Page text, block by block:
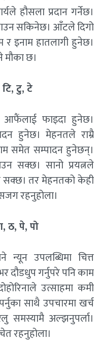
हौसला प्रदान गर्नेछ।
सकिनेछ। आँटले दिगो
इनाम हातलागी हुनेछ।
छ।
टु, टे
फाइदा हुनेछ।
हुनेछ। मेहनतले राम्रै
समेत सम्पादन हुनेछन्।
सक्छ। सानो प्रयत्नले
सक्छ। तर मेहनतको केही
रहनुहोला।
ठ, पे, पो
उपलब्धिमा चित्त
दौडधुप गर्नुपरे पनि काम
उत्साहमा कमी
साथै उपचारमा खर्च
समस्यामै अल्झनुपर्ला।
रहनुहोला।